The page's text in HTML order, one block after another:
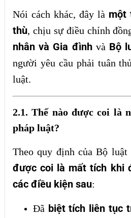
Nói cách khác, đây là một
thù, chịu sự điều chỉnh
nhân và Gia đìnhvà Bộ
người yêu cầu phải tuân
luật.
2.1. Thế nào được coi là
pháp luật?
Theo quy định của Bộ luật
được coi là mất tích khi
các điều kiện sau:
Đã biệt tích liên tục